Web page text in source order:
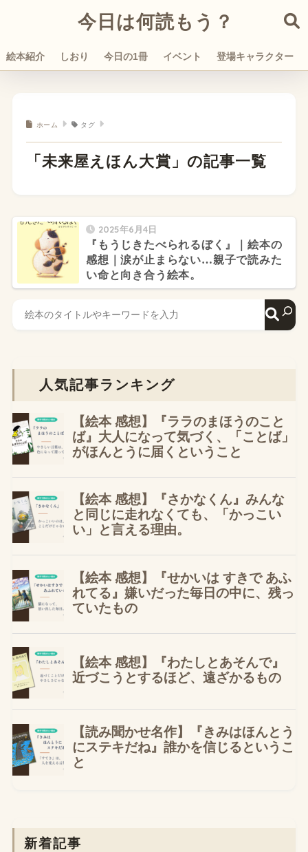
今日は何読もう？
絵本紹介 しおり 今日の1冊 イベント 登場キャラクター
ホーム タグ
「未来屋えほん大賞」の記事一覧
2025年6月4日
『もうじきたべられるぼく』｜絵本の
感想｜涙が止まらない…親子で読みた
い命と向き合う絵本。
人気記事ランキング
新着記事